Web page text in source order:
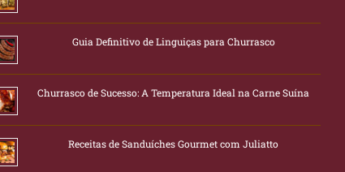
Guia Definitivo de Linguiças para Churrasco
Churrasco de Sucesso: A Temperatura Ideal na Carne Suína
Receitas de Sanduíches Gourmet com Juliatto